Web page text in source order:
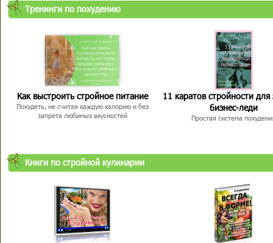
Тренинги по похудению
Как выстроить стройное питание
Похудеть, не считая каждую калорию и без
запрета любимых вкусностей
11 каратов стройности для
бизнес-леди
Простая система
Книги по стройной кулинарии